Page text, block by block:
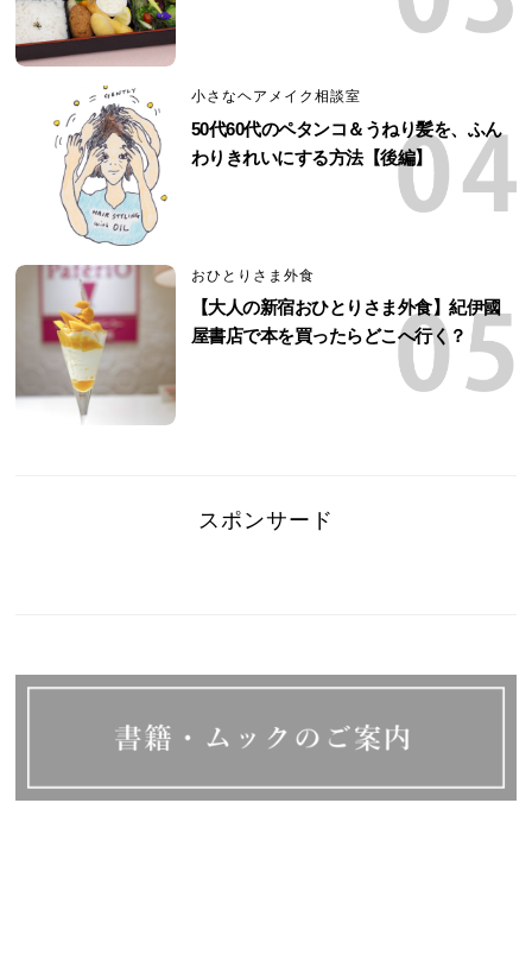
小さなヘアメイク相談室
50代60代のペタンコ＆うねり髪を、ふん
わりきれいにする方法【後編】
おひとりさま外食
【大人の新宿おひとりさま外食】紀伊國
屋書店で本を買ったらどこへ行く？
スポンサード